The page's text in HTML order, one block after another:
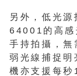
另外，低光
64001的高感
手持拍攝，無
弱光線捕捉明
機亦支援每